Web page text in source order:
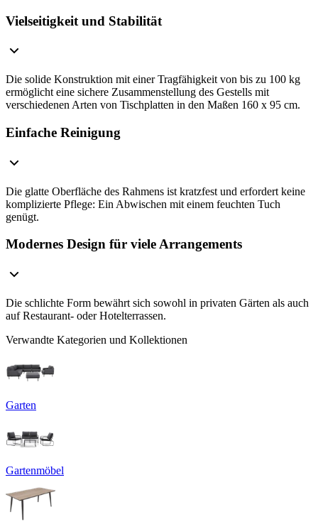
Vielseitigkeit und Stabilität
Die solide Konstruktion mit einer Tragfähigkeit von bis zu 100 kg
ermöglicht eine sichere Zusammenstellung des Gestells mit
verschiedenen Arten von Tischplatten in den Maßen 160 x 95 cm.
Einfache Reinigung
Die glatte Oberfläche des Rahmens ist kratzfest und erfordert keine
komplizierte Pflege: Ein Abwischen mit einem feuchten Tuch
genügt.
Modernes Design für viele Arrangements
Die schlichte Form bewährt sich sowohl in privaten Gärten als auch
auf Restaurant- oder Hotelterrassen.
Verwandte Kategorien und Kollektionen
Garten
Gartenmöbel